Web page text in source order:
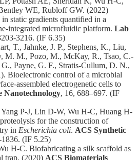
WE, Rubloff GW. (2022)
static gradients quantified in a
integrated microfluidic platform. Lab
3216. (IF 6.35)
T., Jahnke, J. P., Stephens, K., Liu,
M. M., Pozo, M., McKay, R., Tsao, C.-
Payne, G. F., Stratis-Cullum, D. N.,
Bioelectronic control of a microbial
assembled electrogenetic cells to
Nanotechnology, 16, 688–697. (IF
P-J, Lin D-W, Wu H-C, Huang H-
for the construction of
in Escherichia coli. ACS Synthetic
(IF 5.25)
H-C. Biofabricating a silk scaffold as
trap. (2020) ACS Biomaterials